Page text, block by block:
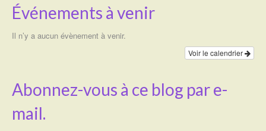
Événements à venir
Il n’y a aucun évènement à venir.
Voir le calendrier
Abonnez-vous à ce blog par e-
mail.